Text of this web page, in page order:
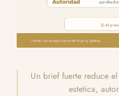
Un brief fuerte reduce
estetica,